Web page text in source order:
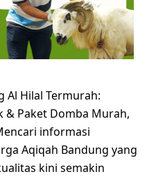
Al Hilal Termurah:
& Paket Domba Murah,
informasi
Aqiqah Bandung yang
kini semakin